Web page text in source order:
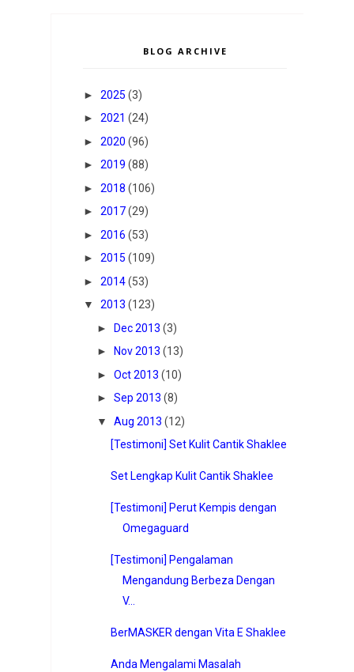
BLOG ARCHIVE
► 2025 (3)
► 2021 (24)
► 2020 (96)
► 2019 (88)
► 2018 (106)
► 2017(29)
► 2016 (53)
► 2015 (109)
► 2014(53)
▼
2013 (123)
►
Dec 2013 (3)
►
Nov 2013 (13)
► Oct 2013 (10)
► Sep 2013 (8)
▼
Aug 2013 (12)
[Testimoni] Set Kulit Cantik Shaklee
Set Lengkap Kulit Cantik Shaklee
[Testimoni] Perut Kempis dengan
Omegaguard
[Testimoni] Pengalaman
Mengandung Berbeza Dengan
V...
BerMASKER dengan Vita E Shaklee
Anda Mengalami Masalah